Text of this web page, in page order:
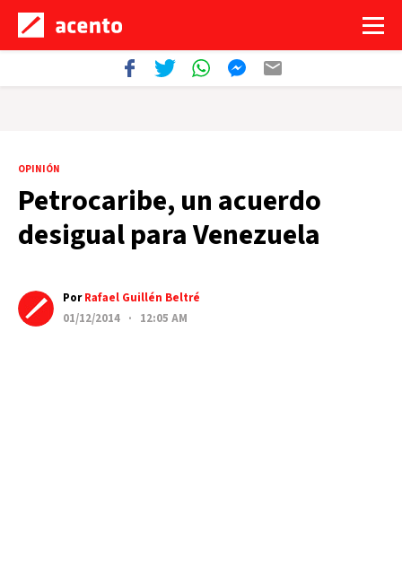
OPINIÓN
Petrocaribe, un acuerdo
desigual para Venezuela
PorRafael Guillén Beltré
01/12/2014 · 12:05 AM